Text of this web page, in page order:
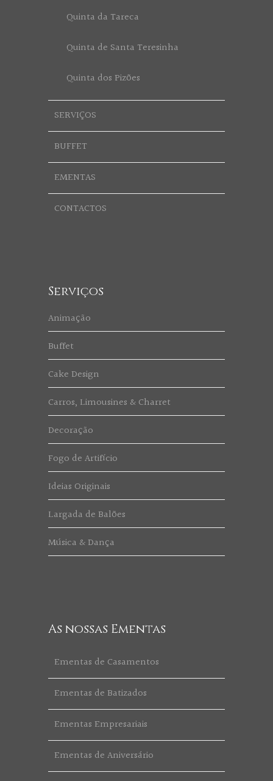
Quinta da Tareca
Quinta de Santa Teresinha
Quinta dos Pizões
SERVIÇOS
BUFFET
EMENTAS
CONTACTOS
Serviços
Animação
Buffet
Cake Design
Carros, Limousines & Charret
Decoração
Fogo de Artifício
Ideias Originais
Largada de Balões
Música & Dança
As nossas Ementas
Ementas de Casamentos
Ementas de Batizados
Ementas Empresariais
Ementas de Aniversário